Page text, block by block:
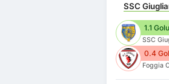
SSC
1.1
SSC
0.4
Foggia